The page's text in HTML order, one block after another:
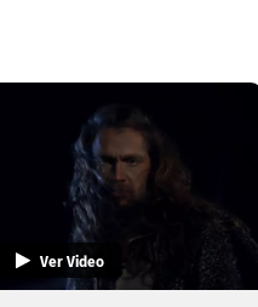
Ver Video